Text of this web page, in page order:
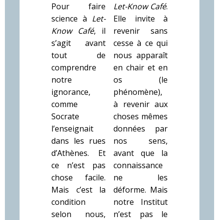
Pour faire
science à Let-
Know Café, il
s’agit avant
tout de
comprendre
notre
ignorance,
comme
Socrate
l’enseignait
dans les rues
d’Athènes. Et
ce n’est pas
chose facile.
Mais c’est la
condition
selon nous,
Let-Know Café.
Elle invite à
revenir sans
cesse à ce qui
nous apparaît
en chair et en
os (le
phénomène),
à revenir aux
choses mêmes
données par
nos sens,
avant que la
connaissance
ne les
déforme. Mais
notre Institut
n’est pas le